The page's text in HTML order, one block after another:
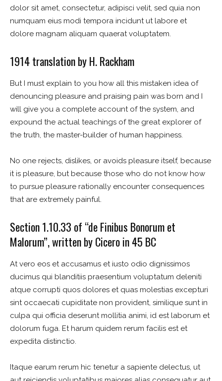
dolor sit amet, consectetur, adipisci velit, sed quia non
numquam eius modi tempora incidunt ut labore et
dolore magnam aliquam quaerat voluptatem.
1914 translation by H. Rackham
But I must explain to you how all this mistaken idea of
denouncing pleasure and praising pain was born and I
will give you a complete account of the system, and
expound the actual teachings of the great explorer of
the truth, the master-builder of human happiness.
No one rejects, dislikes, or avoids pleasure itself, because
it is pleasure, but because those who do not know how
to pursue pleasure rationally encounter consequences
that are extremely painful.
Section 1.10.33 of “de Finibus Bonorum et
Malorum”, written by Cicero in 45 BC
At vero eos et accusamus et iusto odio dignissimos
ducimus qui blanditiis praesentium voluptatum deleniti
atque corrupti quos dolores et quas molestias excepturi
sint occaecati cupiditate non provident, similique sunt in
culpa qui officia deserunt mollitia animi, id est laborum et
dolorum fuga. Et harum quidem rerum facilis est et
expedita distinctio.
Itaque earum rerum hic tenetur a sapiente delectus, ut